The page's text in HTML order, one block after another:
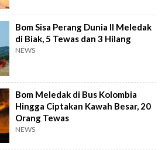
Bom Sisa Perang Dunia II Meledak
di Biak, 5 Tewas dan 3 Hilang
NEWS
Bom Meledak di Bus Kolombia
Hingga Ciptakan Kawah Besar, 20
Orang Tewas
NEWS